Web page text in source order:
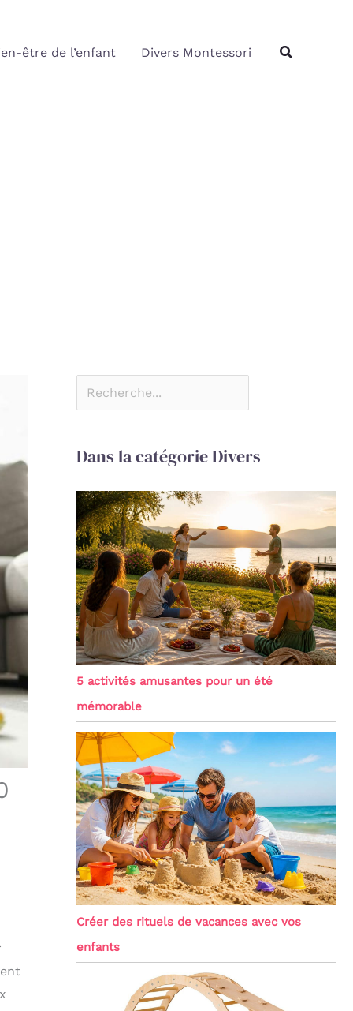
être de l’enfant Divers Montessori
Dans la catégorie Divers
5 activités amusantes pour un été
mémorable
Créer des rituels de vacances avec vos
enfants